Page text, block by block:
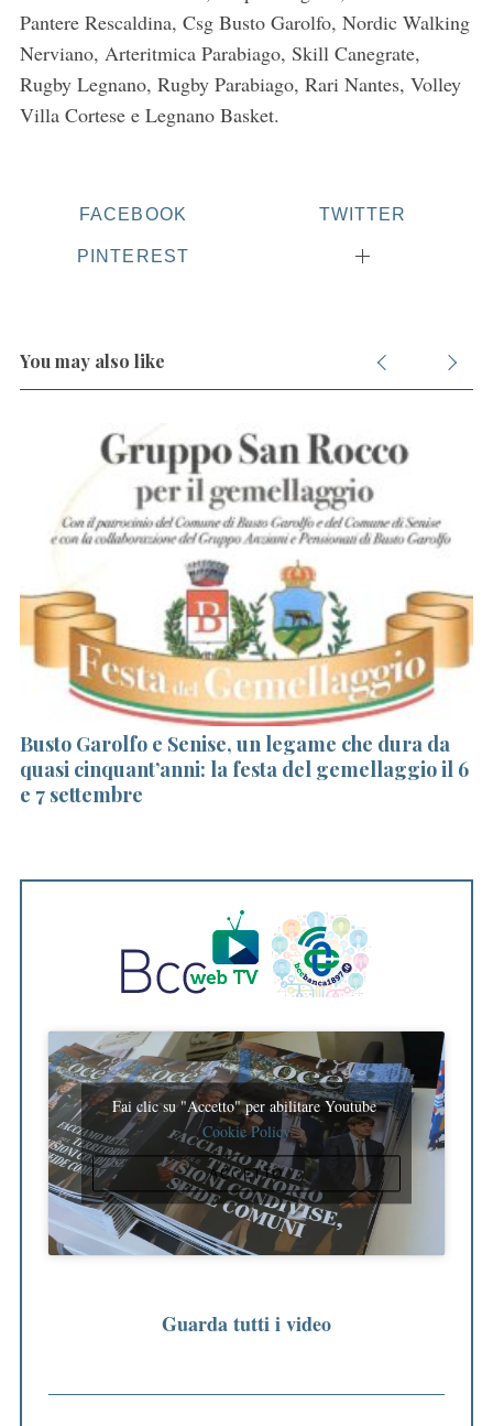
Pantere Rescaldina, Csg Busto Garolfo, Nordic Walking
Nerviano, Arteritmica Parabiago, Skill Canegrate,
Rugby Legnano, Rugby Parabiago, Rari Nantes, Volley
Villa Cortese e Legnano Basket.
FACEBOOK TWITTER
PINTEREST
You may also like
Busto Garolfo e Senise, un legame che dura da
quasi cinquant’anni: la festa del gemellaggio il 6
e 7 settembre
Fai clic su "Accetto" per abilitare Youtube
Cookie Policy
ACCETTO
Guarda tutti i video